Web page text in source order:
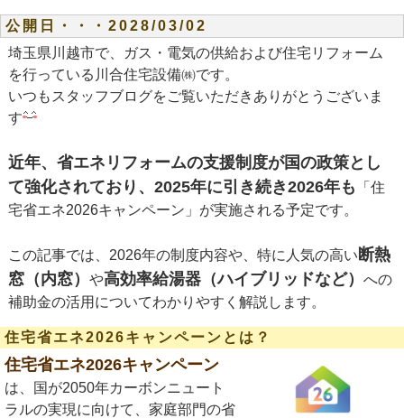
公開日・・・2028/03/02
埼玉県川越市で、ガス・電気の供給および住宅リフォーム
を行っている川合住宅設備㈱です。
いつもスタッフブログをご覧いただきありがとうございま
す
近年、省エネリフォームの支援制度が国の政策とし
て強化されており、2025年に引き続き2026年も
「住
宅省エネ2026キャンペーン」が実施される予定です。
この記事では、2026年の制度内容や、特に人気の高い 断熱
窓（内窓） や高効率給湯器（ハイブリッドなど） への
補助金の活用についてわかりやすく解説します。
住宅省エネ2026キャンペーンとは？
住宅省エネ2026キャンペーン
は、国が2050年カーボンニュート
ラルの実現に向けて、家庭部門の省